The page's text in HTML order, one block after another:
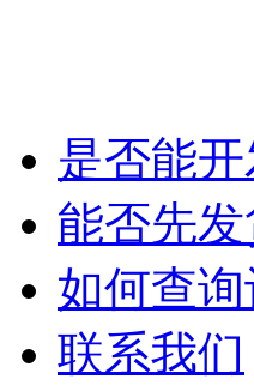
是否能
能否先
如何查
联系我们